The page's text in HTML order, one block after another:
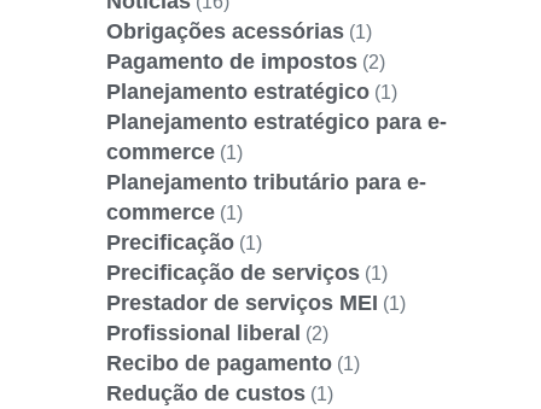
Obrigações acessórias (1)
Pagamento de impostos (2)
Planejamento estratégico (1)
Planejamento estratégico para e-
commerce (1)
Planejamento tributário para e-
commerce (1)
Precificação (1)
Precificação de serviços (1)
Prestador de serviços MEI (1)
Profissional liberal (2)
Recibo de pagamento (1)
Redução de custos (1)